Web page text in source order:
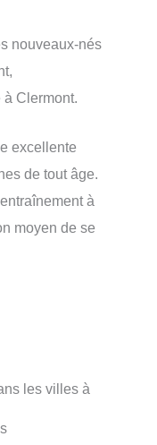
nouveaux-nés
à Clermont.
excellente
de tout âge.
à
moyen de se
les villes à